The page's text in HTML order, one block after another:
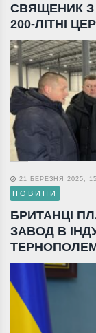
СВЯЩЕНИК
200-ЛІТНІ
21 БЕРЕЗНЯ 2025,
НОВИНИ
БРИТАНЦІ
ЗАВОД В